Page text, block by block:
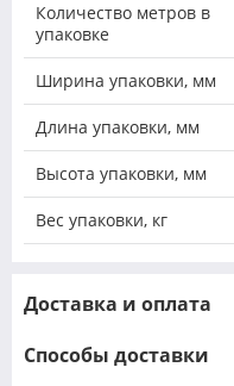
Количество метров в
упаковке
Ширина упаковки, мм
Длина упаковки, мм
Высота упаковки, мм
Вес упаковки, кг
Доставка и оплата
Способы доставки